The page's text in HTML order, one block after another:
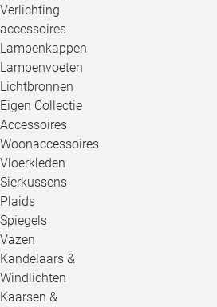
Verlichting
accessoires
Lampenkappen
Lampenvoeten
Lichtbronnen
Eigen Collectie
Accessoires
Woonaccessoires
Vloerkleden
Sierkussens
Plaids
Spiegels
Vazen
Kandelaars &
Windlichten
Kaarsen &